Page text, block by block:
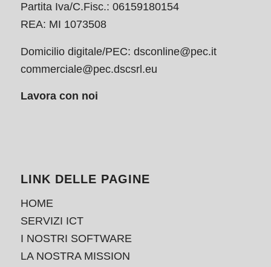
Partita Iva/C.Fisc.: 06159180154
REA: MI 1073508
Domicilio digitale/PEC: dsconline@pec.it
commerciale@pec.dscsrl.eu
Lavora con noi
LINK DELLE PAGINE
HOME
SERVIZI ICT
I NOSTRI SOFTWARE
LA NOSTRA MISSION